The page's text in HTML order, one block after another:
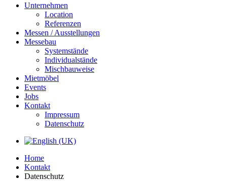
Unternehmen
Location
Referenzen
Messen / Ausstellungen
Messebau
Systemstände
Individualstände
Mischbauweise
Mietmöbel
Events
Jobs
Kontakt
Impressum
Datenschutz
Home
Kontakt
Datenschutz